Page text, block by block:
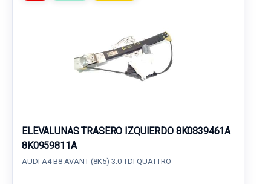
ELEVALUNAS TRASERO IZQUIERDO 8K0839461A
8K0959811A
AUDI A4 B8 AVANT (8K5) 3.0 TDI QUATTRO